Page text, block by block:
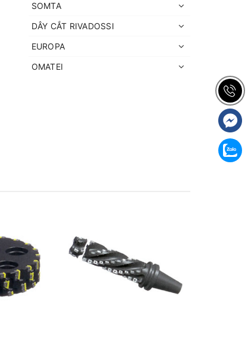
SOMTA
DÂY CẮT RIVADOSSI
EUROPA
OMATEI